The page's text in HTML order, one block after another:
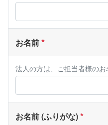
お名前
法人の方は、ご担当者様のお
お名前 (ふりがな)